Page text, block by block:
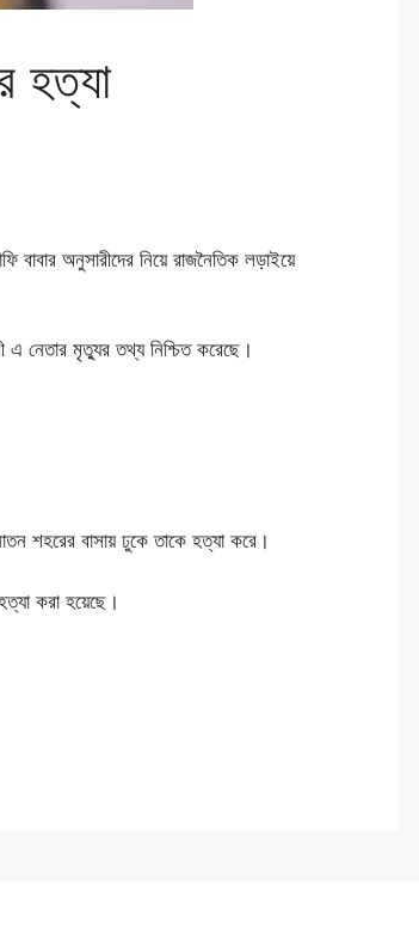
হত্যা
বাবার অনুসারীদের নিয়ে রাজনৈতিক লড়াইয়ে
এ নেতার মৃত্যুর তথ্য নিশ্চিত করেছে।
শহরের বাসায় ঢুকে তাকে হত্যা করে।
করা হয়েছে।